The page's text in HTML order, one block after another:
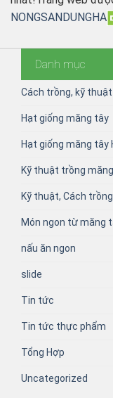
NONGSANDUNGHA
Danh mục
Cách trồng, kỹ
Hạt giống măng tây
Hạt giống măng tây
Kỹ thuật trồng
Kỹ thuật, Cách
Món ngon từ măng
nấu ăn ngon
slide
Tin tức
Tin tức thực phẩm
Tổng Hợp
Uncategorized